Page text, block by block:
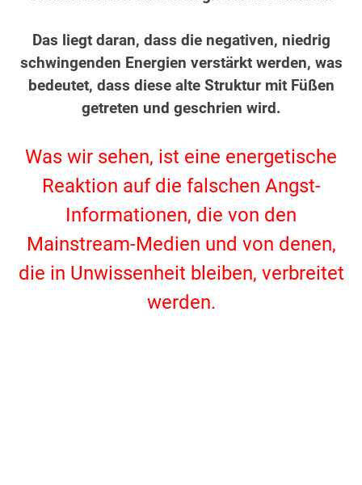
Das liegt daran, dass die negativen, niedrig
schwingenden Energien verstärkt werden, was
bedeutet, dass diese alte Struktur mit Füßen
getreten und geschrien wird.
Was wir sehen, ist eine energetische
Reaktion auf die falschen Angst-
Informationen, die von den
Mainstream-Medien und von denen,
die in Unwissenheit bleiben, verbreitet
werden.